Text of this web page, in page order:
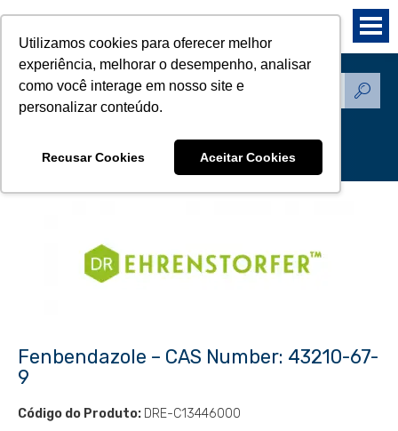
Utilizamos cookies para oferecer melhor
experiência, melhorar o desempenho, analisar
como você interage em nosso site e
personalizar conteúdo.
Recusar Cookies Aceitar Cookies
Produtos - Padrões de
Fenbendazole – CAS Number: 43210-67-
9
Código do Produto: DRE-C13446000